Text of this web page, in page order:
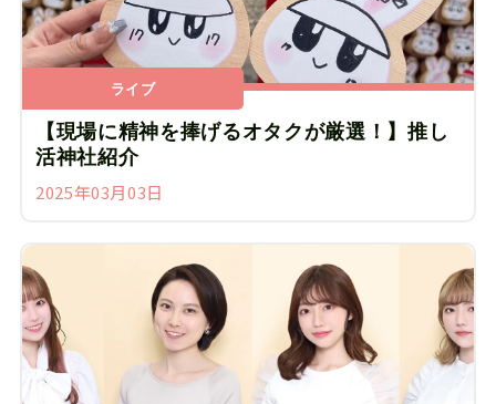
ライブ
【現場に精神を捧げるオタクが厳選！】推し
活神社紹介
2025年03月03日